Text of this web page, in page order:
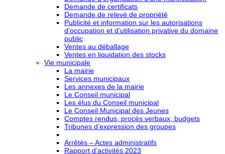
Demande de certificats
Demande de relevé de propriété
Publicité et information sur les autorisations
d’occupation et d’utilisation privative du domaine
public
Ventes au déballage
Ventes en liquidation des stocks
Vie municipale
La mairie
Services municipaux
Les annexes de la mairie
Le Conseil municipal
Les élus du Conseil municipal
Le Conseil Municipal des Jeunes
Comptes rendus, procès verbaux, budgets
Tribunes d’expression des groupes
Arrêtés – Actes administratifs
Rapport d’activités 2023